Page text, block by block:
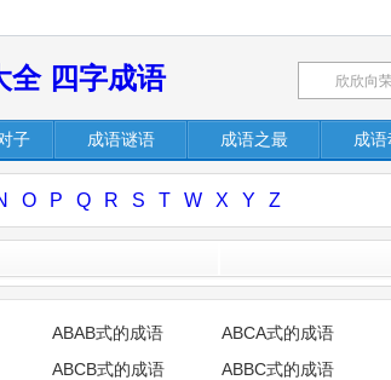
全 四字成语
子 成语谜语 成语之最 成
O P Q R S T W X Y Z
ABAB式的成语
ABCA式的成语
ABCB式的成语
ABBC式的成语